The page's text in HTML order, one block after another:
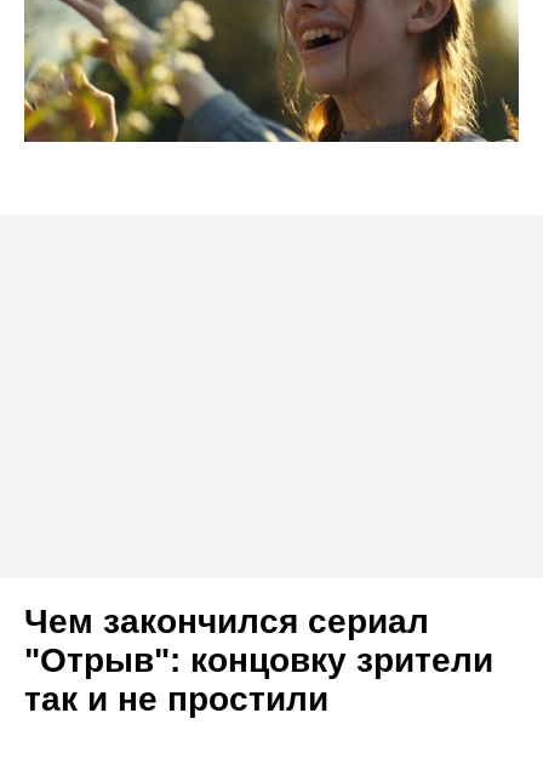
Чем закончился сериал
"Отрыв": концовку зрители
так и не простили